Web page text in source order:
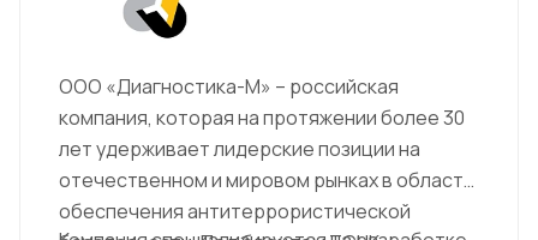
ООО «Диагностика-М» – российская
компания, которая на протяжении более 30
лет удерживает лидерские позиции на
отечественном и мировом рынках в области
обеспечения антитеррористической